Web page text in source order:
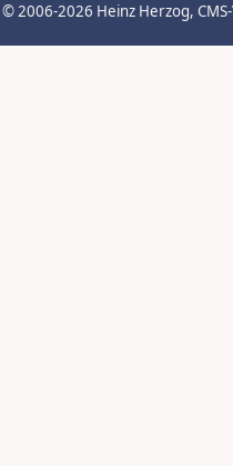
© 2006-2026 Heinz Herzog,